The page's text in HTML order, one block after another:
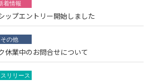
ップエントリー開始しました
休業中のお問合せについて